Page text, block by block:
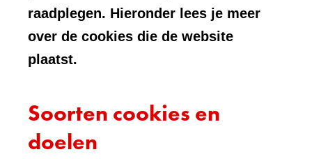
raadplegen. Hieronder lees je meer
over de cookies die de website
plaatst.
Soorten cookies en
doelen